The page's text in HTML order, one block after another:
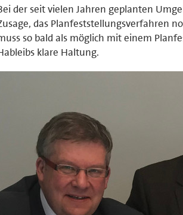
der seit vielen Jahren geplanten
das Planfeststellungsverfahren
so bald als möglich mit einem
klare Haltung.